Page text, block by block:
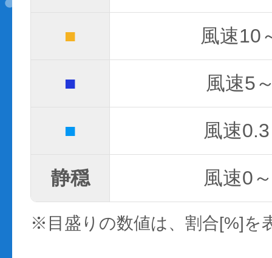
■ 風速10
■ 風速5
■ 風速
静穏 風速0
※目盛りの数値は、割合[%]を